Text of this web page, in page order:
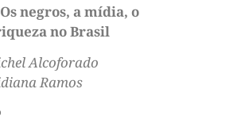
negros, a mídia, o
no Brasil
Alcoforado
Ramos